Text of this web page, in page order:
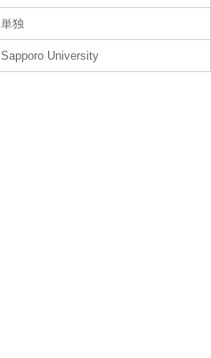
単独
Sapporo University